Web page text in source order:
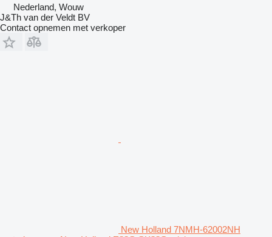
Nederland, Wouw
J&Th van der Veldt BV
Contact opnemen met verkoper
New Holland 7NMH-62002NH